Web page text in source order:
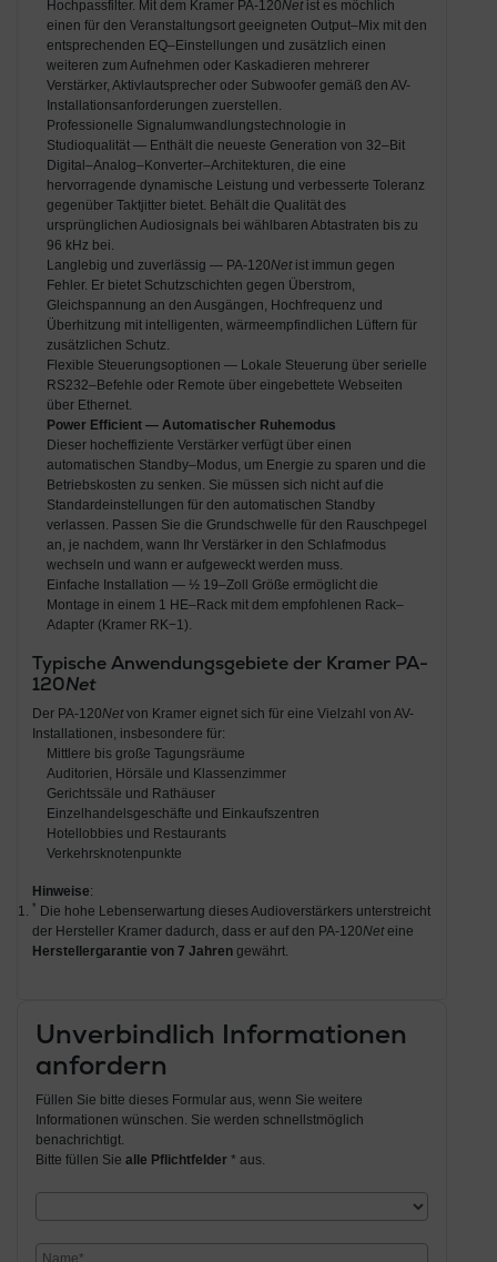
Hochpassfilter. Mit dem Kramer PA-120Netist es möchlich
einen für den Veranstaltungsort geeigneten Output–Mix mit den
entsprechenden EQ–Einstellungen und zusätzlich einen
weiteren zum Aufnehmen oder Kaskadieren mehrerer
Verstärker, Aktivlautsprecher oder Subwoofer gemäß den AV-
Installationsanforderungen zuerstellen.
Professionelle Signalumwandlungstechnologie in
Studioqualität — Enthält die neueste Generation von 32–Bit
Digital–Analog–Konverter–Architekturen, die eine
hervorragende dynamische Leistung und verbesserte Toleranz
gegenüber Taktjitter bietet. Behält die Qualität des
ursprünglichen Audiosignals bei wählbaren Abtastraten bis zu
96 kHz bei.
Langlebig und zuverlässig — PA-120Netist immun gegen
Fehler. Er bietet Schutzschichten gegen Überstrom,
Gleichspannung an den Ausgängen, Hochfrequenz und
Überhitzung mit intelligenten, wärmeempfindlichen Lüftern für
zusätzlichen Schutz.
Flexible Steuerungsoptionen — Lokale Steuerung über serielle
RS232–Befehle oder Remote über eingebettete Webseiten
über Ethernet.
Power Efficient — Automatischer Ruhemodus
Dieser hocheffiziente Verstärker verfügt über einen
automatischen Standby–Modus, um Energie zu sparen und die
Betriebskosten zu senken. Sie müssen sich nicht auf die
Standardeinstellungen für den automatischen Standby
verlassen. Passen Sie die Grundschwelle für den Rauschpegel
an, je nachdem, wann Ihr Verstärker in den Schlafmodus
wechseln und wann er aufgeweckt werden muss.
Einfache Installation — ½ 19–Zoll Größe ermöglicht die
Montage in einem 1 HE–Rack mit dem empfohlenen Rack–
Adapter (Kramer RK−1).
Typische Anwendungsgebiete der Kramer PA-
120Net
Der PA-120Netvon Kramer eignet sich für eine Vielzahl von AV-
Installationen, insbesondere für:
Mittlere bis große Tagungsräume
Auditorien, Hörsäle und Klassenzimmer
Gerichtssäle und Rathäuser
Einzelhandelsgeschäfte und Einkaufszentren
Hotellobbies und Restaurants
Verkehrsknotenpunkte
Hinweise:
* Die hohe Lebenserwartung dieses Audioverstärkers unterstreicht
der Hersteller Kramer dadurch, dass er auf den PA-120Neteine
Herstellergarantie von 7 Jahrengewährt.
Unverbindlich Informationen
anfordern
Füllen Sie bitte dieses Formular aus, wenn Sie weitere
Informationen wünschen. Sie werden schnellstmöglich
benachrichtigt.
Bitte füllen Sie alle Pflichtfelder * aus.